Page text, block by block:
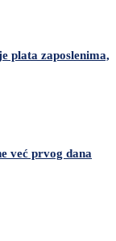
plata zaposlenima,
već prvog dana